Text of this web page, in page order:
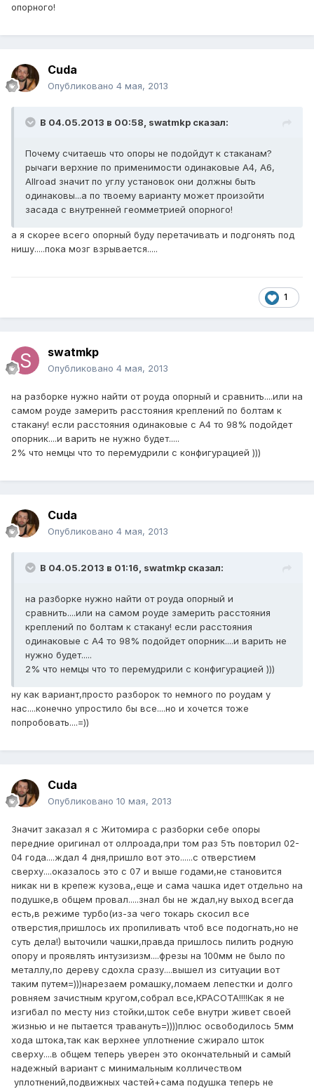
опорного!
Cuda
Опубликовано 4 мая, 2013
В 04.05.2013 в 00:58, swatmkp сказал:
Почему считаешь что опоры не подойдут к стаканам?
рычаги верхние по применимости одинаковые А4, А6,
Allroad значит по углу установок они должны быть
одинаковы...а по твоему варианту может произойти
засада с внутренней геомметрией опорного!
а я скорее всего опорный буду перетачивать и подгонять под
нишу.....пока мозг взрывается.....
1
swatmkp
Опубликовано 4 мая, 2013
на разборке нужно найти от роуда опорный и сравнить....или на
самом роуде замерить расстояния креплений по болтам к
стакану! если расстояния одинаковые с А4 то 98% подойдет
опорник....и варить не нужно будет.....
2% что немцы что то перемудрили с конфигурацией )))
Cuda
Опубликовано 4 мая, 2013
В 04.05.2013 в 01:16, swatmkp сказал:
на разборке нужно найти от роуда опорный и
сравнить....или на самом роуде замерить расстояния
креплений по болтам к стакану! если расстояния
одинаковые с А4 то 98% подойдет опорник....и варить не
нужно будет.....
2% что немцы что то перемудрили с конфигурацией )))
ну как вариант,просто разборок то немного по роудам у
нас....конечно упростило бы все....но и хочется тоже
попробовать....=))
Cuda
Опубликовано 10 мая, 2013
Значит заказал я с Житомира с разборки себе опоры
передние оригинал от оллроада,при том раз 5ть повторил 02-
04 года....ждал 4 дня,пришло вот это......с отверстием
сверху....оказалось это с 07 и выше годами,не становится
никак ни в крепеж кузова,,еще и сама чашка идет отдельно на
подушке,в общем провал.....знал бы не ждал,ну выход всегда
есть,в режиме турбо(из-за чего токарь скосил все
отверстия,пришлось их пропиливать чтоб все подогнать,но не
суть дела!) выточили чашки,правда пришлось пилить родную
опору и проявлять интузизизм....фрезы на 100мм не было по
металлу,по дереву сдохла сразу....вышел из ситуации вот
таким путем=)))нарезаем ромашку,ломаем лепестки и долго
ровняем зачистным кругом,собрал все,КРАСОТА!!!!Как я не
изгибал по месту низ стойки,шток себе внутри живет своей
жизнью и не пытается травануть=))))плюс освободилось 5мм
хода штока,так как верхнее уплотнение сжирало шток
сверху....в общем теперь уверен это окончательный и самый
надежный вариант с минимальным колличеством
уплотнений,подвижных частей+сама подушка теперь не